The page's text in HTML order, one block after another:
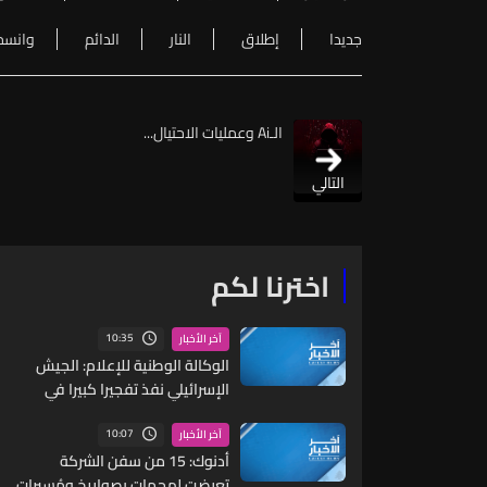
جديدا
إطلاق النار الدائم
التالي
الـAi وعمليات الاحتيال...
اخترنا لكم
آخر الأخبار 10:35
الوكالة الوطنية للإعلام: الجيش
الإسرائيلي نفذ تفجيرا كبيرا في
الشرقية
آخر الأخبار 10:07
أدنوك: 15 من سفن الشركة